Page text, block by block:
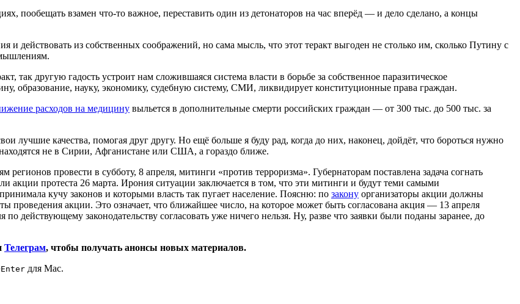
пообещать взамен что-то важное, переставить один из детонаторов на час вперёд — и дело сделано, а концы
и действовать из собственных соображений, но сама мысль, что этот теракт выгоден не столько им, сколько Путину с
так другую гадость устроит нам сложившаяся система власти в борьбе за собственное паразитическое
образование, науку, экономику, судебную систему, СМИ, ликвидирует конституционные права граждан.
расходов на медицину выльется в дополнительные смерти российских граждан — от 300 тыс. до 500 тыс. за
лучшие качества, помогая друг другу. Но ещё больше я буду рад, когда до них, наконец, дойдёт, что бороться нужно
не в Сирии, Афганистане или США, а гораздо ближе.
провести в субботу, 8 апреля, митинги «против терроризма». Губернаторам поставлена задача согнать
акции протеста 26 марта. Ирония ситуации заключается в том, что эти митинги и будут теми самыми
кучу законов и которыми власть так пугает население. Поясню: по закону организаторы акции должны
проведения акции. Это означает, что ближайшее число, на которое может быть согласована акция — 13 апреля
действующему законодательству согласовать уже ничего нельзя. Ну, разве что заявки были поданы заранее, до
Телеграм, чтобы получать анонсы новых материалов.
для Mac.